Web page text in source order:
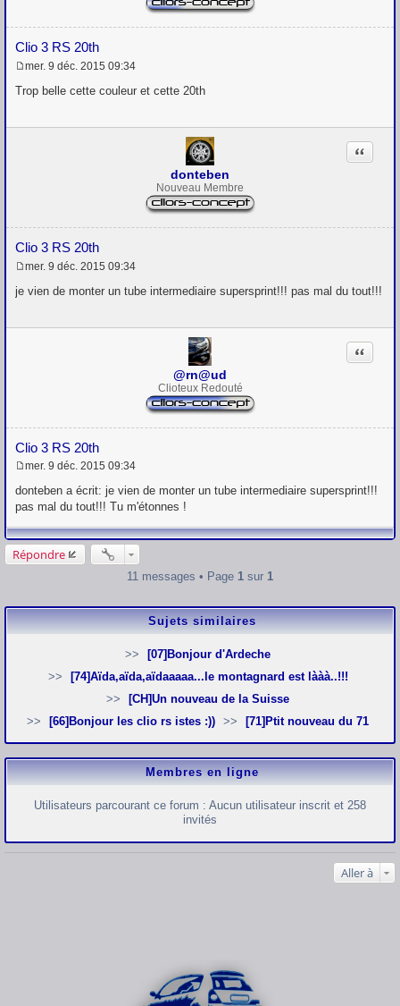
Clio 3 RS 20th
e
a
mer. 9 déc. 2015 09:34
Trop belle cette couleur et cette 20th
donteben
Nouveau Membre
Clio 3 RS 20th
Citation
e
a
mer. 9 déc. 2015 09:34
je vien de monter un tube intermediaire supersprint!!! pas mal du tout!!!
@rn@ud
Clioteux Redouté
Clio 3 RS 20th
Citation
e
s
a
g
e
mer. 9 déc. 2015 09:34
donteben a écrit: je vien de monter un tube intermediaire supersprint!!!
pas mal du tout!!! Tu m'étonnes !
Répondre
11 messages • Page 1 sur 1
Sujets similaires
[07]Bonjour d'Ardeche
[74]Aïda,aïda,aïdaaaaa...le montagnard est lààà..!!!
[CH]Un nouveau de la Suisse
[66]Bonjour les clio rs istes :))
[71]Ptit nouveau du 71
Membres en ligne
Utilisateurs parcourant ce forum : Aucun utilisateur inscrit et 258
invités
Aller à